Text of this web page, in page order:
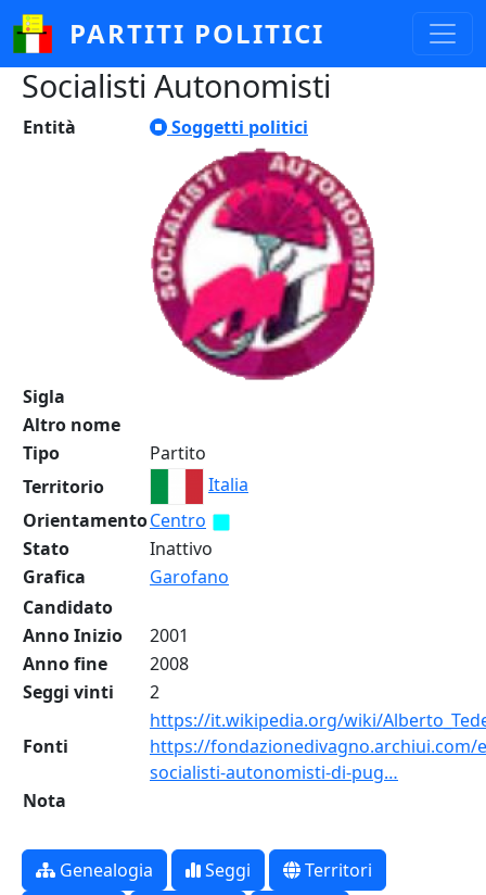
Salta al contenuto principale
PARTITI POLITICI
Socialisti Autonomisti
Entità Soggetti politici
Sigla
Altro nome
Tipo
Partito
Territorio
Italia
OrientamentoCentro
Stato
Inattivo
Grafica
Garofano
Candidato
Anno Inizio
2001
Anno fine
2008
Seggi vinti
2
Fonti
https://it.wikipedia.org/wiki/
https://fondazionedivagno.archiui.com/
socialisti-autonomisti-di-pug…
Nota
Genealogia Seggi
Territori